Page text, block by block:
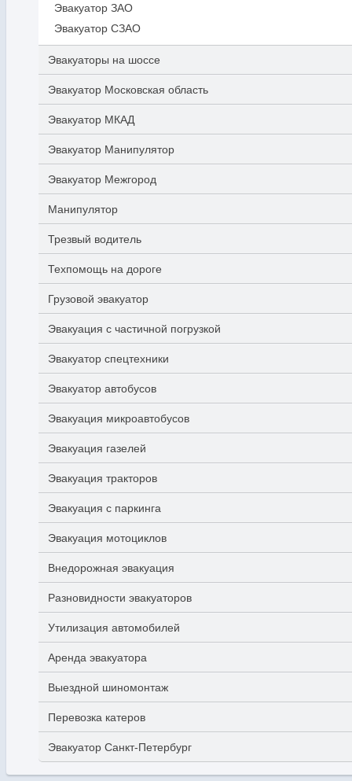
Эвакуатор ЗАО
Эвакуатор СЗАО
Эвакуаторы на шоссе
Эвакуатор Московская область
Эвакуатор МКАД
Эвакуатор Манипулятор
Эвакуатор Межгород
Манипулятор
Трезвый водитель
Техпомощь на дороге
Грузовой эвакуатор
Эвакуация с частичной погрузкой
Эвакуатор спецтехники
Эвакуатор автобусов
Эвакуация микроавтобусов
Эвакуация газелей
Эвакуация тракторов
Эвакуация с паркинга
Эвакуация мотоциклов
Внедорожная эвакуация
Разновидности эвакуаторов
Утилизация автомобилей
Аренда эвакуатора
Выездной шиномонтаж
Перевозка катеров
Эвакуатор Санкт-Петербург